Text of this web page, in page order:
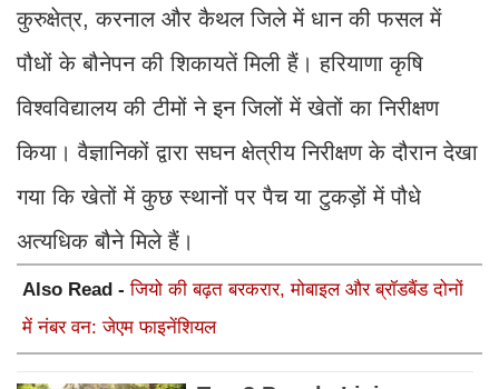
कुरुक्षेत्र, करनाल और कैथल जिले में धान की फसल में
पौधों के बौनेपन की शिकायतें मिली हैं। हरियाणा कृषि
विश्वविद्यालय की टीमों ने इन जिलों में खेतों का निरीक्षण
किया। वैज्ञानिकों द्वारा सघन क्षेत्रीय निरीक्षण के दौरान देखा
गया कि खेतों में कुछ स्थानों पर पैच या टुकड़ों में पौधे
अत्यधिक बौने मिले हैं।
Also Read -जियो की बढ़त बरकरार, मोबाइल और ब्रॉडबैंड दोनों
में नंबर वन: जेएम फाइनेंशियल